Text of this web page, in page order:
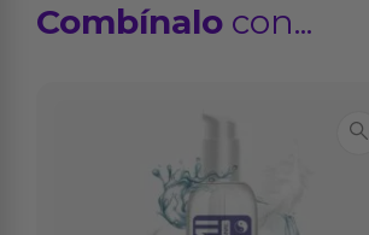
Combínalo con...